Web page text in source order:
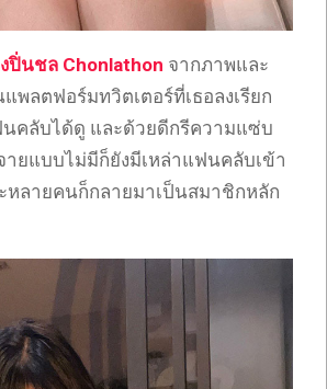
ปิ่นชล Chonlathon จากภาพและ
พลตฟอร์มทวิตเตอร์ที่เธอลงเรียก
คลับได้ดู และด้วยดีกรีความแซ่บ
ายแบบไม่มีก็ยังมีเหล่าแฟนคลับเข้า
ลายคนก็กลายมาเป็นสมาชิกหลัก